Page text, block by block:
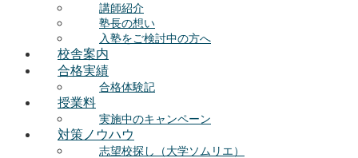
講師紹介
塾長の想い
入塾をご検討中の方へ
校舎案内
合格実績
合格体験記
授業料
実施中のキャンペーン
対策ノウハウ
志望校探し（大学ソムリエ）